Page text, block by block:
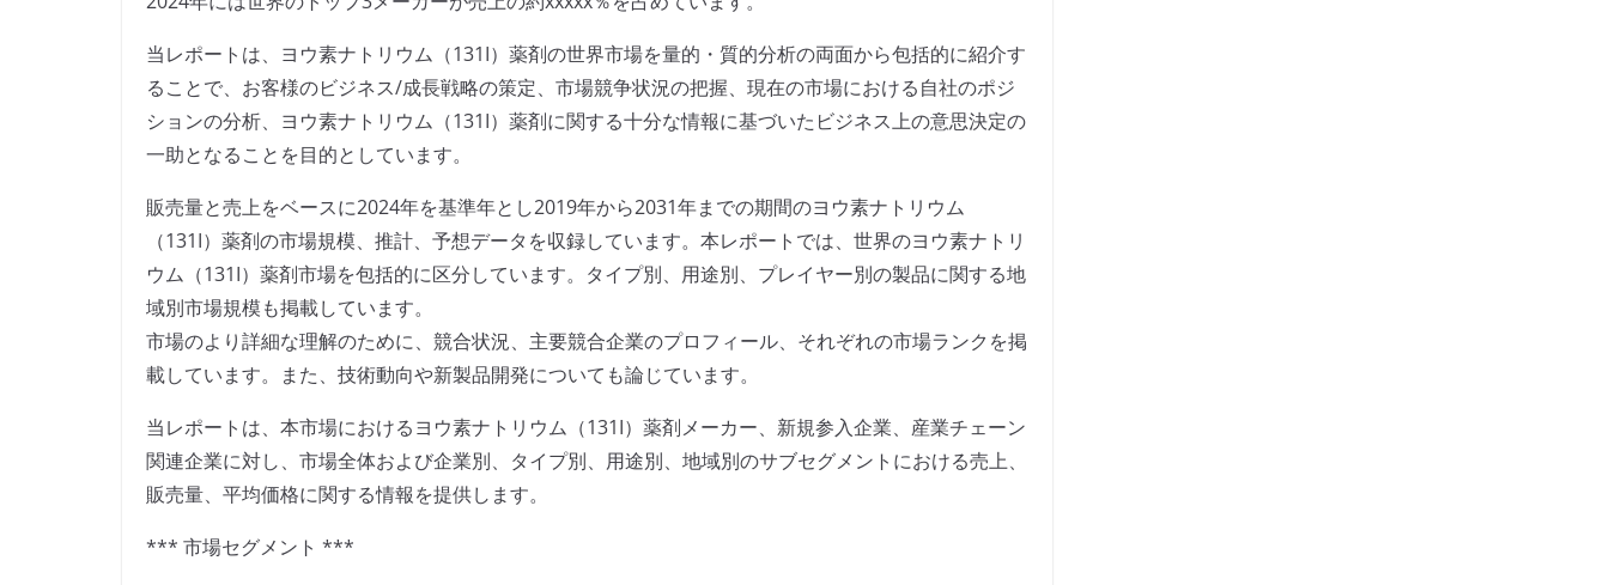
当レポートは、ヨウ素ナトリウム（131I）薬剤の世界市場を量的・質的分析の両面から包括的に紹介す
ることで、お客様のビジネス/成長戦略の策定、市場競争状況の把握、現在の市場における自社のポジ
ションの分析、ヨウ素ナトリウム（131I）薬剤に関する十分な情報に基づいたビジネス上の意思決定の
一助となることを目的としています。
販売量と売上をベースに2024年を基準年とし2019年から2031年までの期間のヨウ素ナトリウム
（131I）薬剤の市場規模、推計、予想データを収録しています。本レポートでは、世界のヨウ素ナトリ
ウム（131I）薬剤市場を包括的に区分しています。タイプ別、用途別、プレイヤー別の製品に関する地
域別市場規模も掲載しています。
市場のより詳細な理解のために、競合状況、主要競合企業のプロフィール、それぞれの市場ランクを掲
載しています。また、技術動向や新製品開発についても論じています。
当レポートは、本市場におけるヨウ素ナトリウム（131I）薬剤メーカー、新規参入企業、産業チェーン
関連企業に対し、市場全体および企業別、タイプ別、用途別、地域別のサブセグメントにおける売上、
販売量、平均価格に関する情報を提供します。
*** 市場セグメント ***